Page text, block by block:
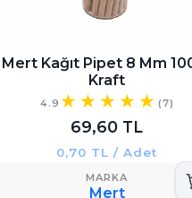
Mert Kağıt Pipet 8 Mm
Kraft
4.9 (7)
69,60 TL
0,70 TL / Adet
Mert